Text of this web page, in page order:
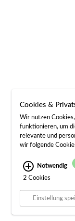
Cookies &
Wir nutzen
funktionieren, um
relevante und
wir folgende
Notwendig
2 Cookies
Einstellung